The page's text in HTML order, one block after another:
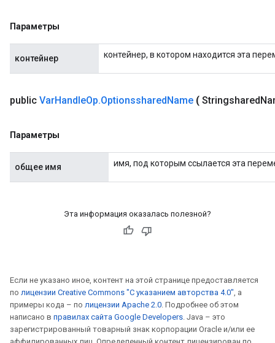
Параметры
контейнер контейнер, в котором находится эта
public VarHandleOp.OptionssharedName ( Stringshared
Параметры
общее имя имя, под которым ссылается эта
Эта информация оказалась полезной?
Если не указано иное, контент на этой странице предоставляется
по лицензии Creative Commons "С указанием авторства 4.0", а
примеры кода – по лицензии Apache 2.0. Подробнее об этом
написано в правилах сайта Google Developers. Java – это
зарегистрированный товарный знак корпорации Oracle и/или ее